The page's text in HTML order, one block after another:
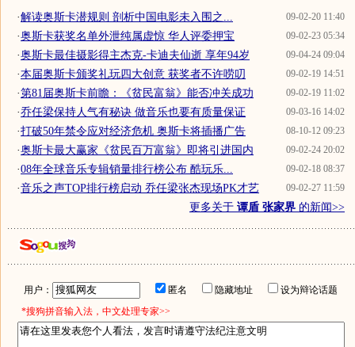
09-02-20 11:40
·解读奥斯卡潜规则 剖析中国电影未入围之...
09-02-23 05:34
·奥斯卡获奖名单外泄纯属虚惊 华人评委押宝
09-04-24 09:04
·奥斯卡最佳摄影得主杰克-卡迪夫仙逝 享年94岁
09-02-19 14:51
·本届奥斯卡颁奖礼玩四大创意 获奖者不许唠叨
09-02-19 11:02
·第81届奥斯卡前瞻：《贫民富翁》能否冲关成功
09-03-16 14:02
·乔任梁保持人气有秘诀 做音乐也要有质量保证
08-10-12 09:23
·打破50年禁令应对经济危机 奥斯卡将插播广告
09-02-24 20:02
·奥斯卡最大赢家《贫民百万富翁》即将引进国内
09-02-18 08:37
·08年全球音乐专辑销量排行榜公布 酷玩乐...
09-02-27 11:59
·音乐之声TOP排行榜启动 乔任梁张杰现场PK才艺
更多关于 谭盾 张家界 的新闻>>
用户： 匿名 隐藏地址
设为辩论话题
*搜狗拼音输入法，中文处理专家>>